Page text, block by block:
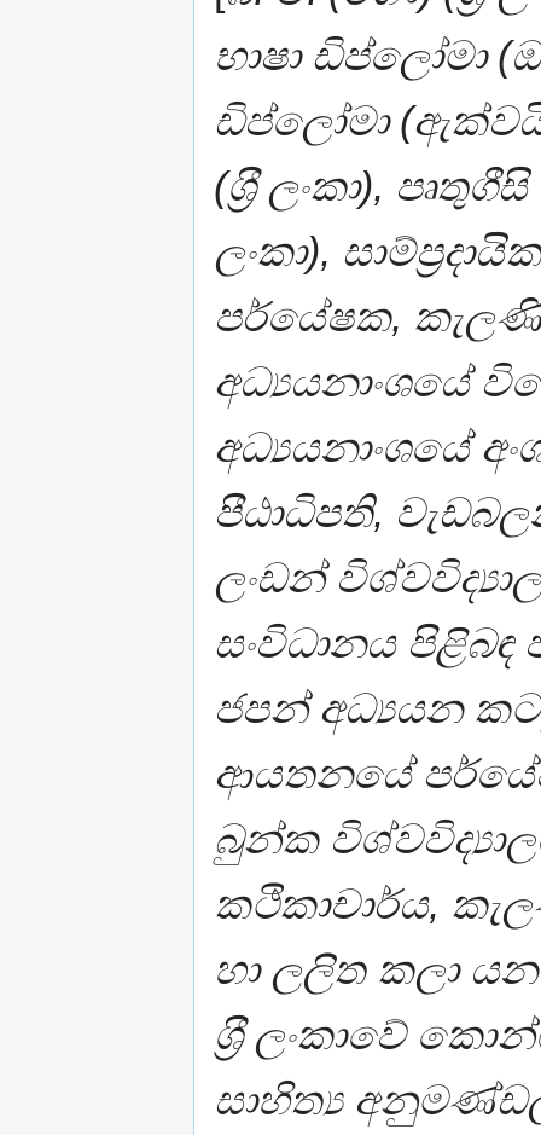
භාෂා ඩිප්ලෝමා
ඩිප්ලෝමා
(ශ‍්‍රී ලංකා),
ලංකා),
පර්යේෂක,
අධ්‍යයනාංශයේ
අධ්‍යයනාංශයේ
පීඨාධිපති,
ලංඩන්
සංවිධානය
ජපන් අධ්‍යයන
ආයතනයේ
බුන්ක
කථිකාචාර්ය,
හා ලලිත කලා යන
ශ‍්‍රී ලංකාවේ
සාහිත්‍ය